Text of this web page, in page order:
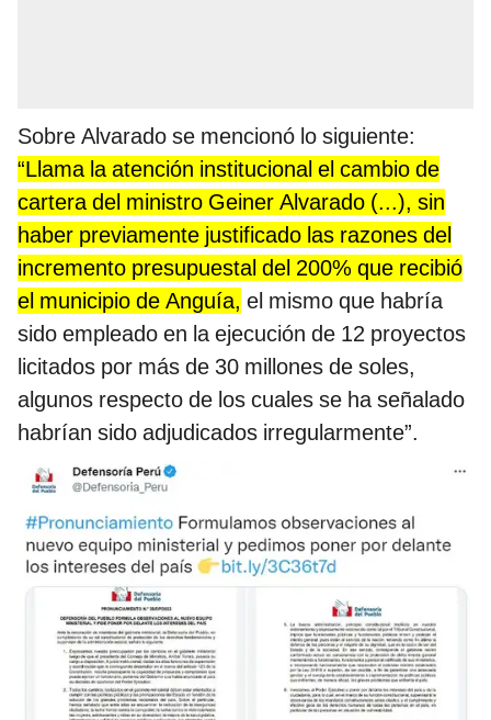
Sobre Alvarado se mencionó lo siguiente:
“Llama la atención institucional el cambio de
cartera del ministro Geiner Alvarado (...), sin
haber previamente justificado las razones del
incremento presupuestal del 200% que recibió
el municipio de Anguía, el mismo que habría
sido empleado en la ejecución de 12 proyectos
licitados por más de 30 millones de soles,
algunos respecto de los cuales se ha señalado
habrían sido adjudicados irregularmente”.